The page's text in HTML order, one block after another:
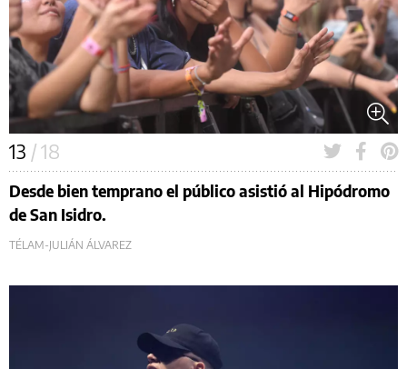
13 / 18
Desde bien temprano el público asistió al Hipódromo
de San Isidro.
TÉLAM-JULIÁN ÁLVAREZ